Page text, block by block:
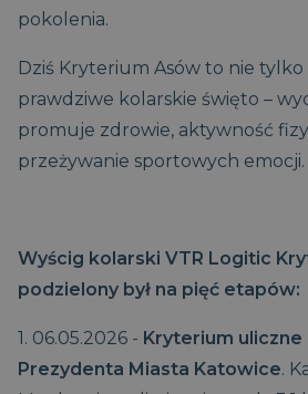
pokolenia.
Dziś Kryterium Asów to nie tylko
prawdziwe kolarskie święto –
promuje zdrowie, aktywność
przeżywanie sportowych emocji.
Wyścig kolarski VTR Logitic
podzielony był na pięć etapów:
1. 06.05.2026 - Kryterium uliczne
Prezydenta Miasta Katowice.